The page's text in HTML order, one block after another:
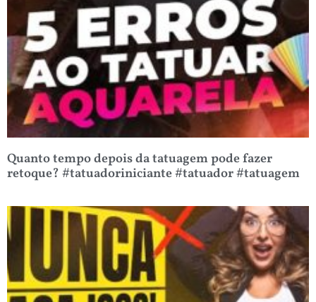
Quanto tempo depois da tatuagem pode fazer
retoque? #tatuadoriniciante #tatuador #tatuagem